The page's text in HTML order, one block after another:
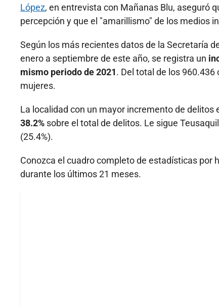
López, en entrevista con Mañanas Blu, aseguró
percepción y que el "amarillismo" de los medios
Según los más recientes datos de la Secretaría
enero a septiembre de este año, se registra un
mismo periodo de 2021. Del total de los
mujeres.
La localidad con un mayor incremento de delitos
38.2% sobre el total de delitos. Le sigue
(25.4%).
Conozca el cuadro completo de estadísticas por
durante los últimos 21 meses.